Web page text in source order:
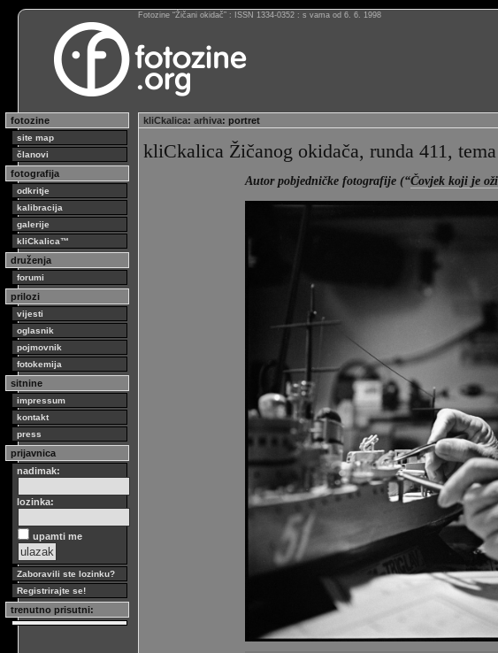
Fotozine “Žičani okidač” : ISSN 1334-0352 : s vama od 6. 6. 1998
fotozine
site map
članovi
fotografija
odkritje
kalibracija
galerije
kliCkalica™
druženja
forumi
prilozi
vijesti
oglasnik
pojmovnik
fotokemija
sitnine
impressum
kontakt
press
prijavnica
nadimak:
lozinka:
upamti me
Zaboravili ste lozinku?
Registrirajte se!
trenutno prisutni:
kliCkalica: arhiva: portret
kliCkalica Žičanog okidača, runda 411,
Autor pobjedničke fotografije (“Čovjek koji je